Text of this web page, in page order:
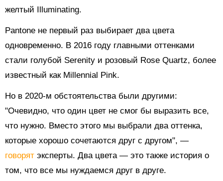
желтый Illuminating.
Pantone не первый раз выбирает два цвета
одновременно. В 2016 году главными оттенками
стали голубой Serenity и розовый Rose Quartz, более
известный как Millennial Pink.
Но в 2020-м обстоятельства были другими:
"Очевидно, что один цвет не смог бы выразить все,
что нужно. Вместо этого мы выбрали два оттенка,
которые хорошо сочетаются друг с другом", —
говорят эксперты. Два цвета — это также история о
том, что все мы нуждаемся друг в друге.